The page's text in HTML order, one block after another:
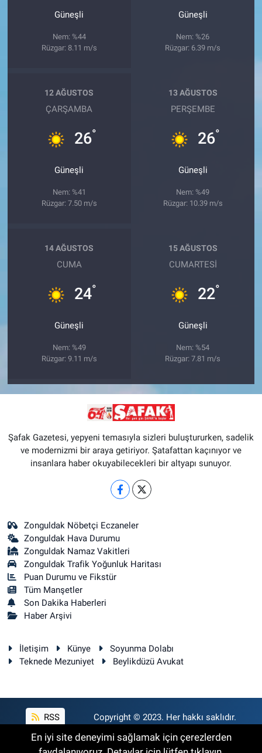
Güneşli
Nem: %44
Rüzgar: 8.11 m/s
Güneşli
Nem: %26
Rüzgar: 6.39 m/s
12 AĞUSTOS
ÇARŞAMBA
26°
Güneşli
Nem: %41
Rüzgar: 7.50 m/s
13 AĞUSTOS
PERŞEMBE
26°
Güneşli
Nem: %49
Rüzgar: 10.39 m/s
14 AĞUSTOS
CUMA
24°
Güneşli
Nem: %49
Rüzgar: 9.11 m/s
15 AĞUSTOS
CUMARTESI
22°
Güneşli
Nem: %54
Rüzgar: 7.81 m/s
Şafak Gazetesi, yepyeni temasıyla sizleri buluştururken, sadelik
ve modernizmi bir araya getiriyor. Şatafattan kaçınıyor ve
insanlara haber okuyabilecekleri bir altyapı sunuyor.
Zonguldak Nöbetçi Eczaneler
Zonguldak Hava Durumu
Zonguldak Namaz Vakitleri
Zonguldak Trafik Yoğunluk Haritası
Puan Durumu ve Fikstür
Tüm Manşetler
Son Dakika Haberleri
Haber Arşivi
İletişim Künye
Soyunma Dolabı
Teknede Mezuniyet
Beylikdüzü Avukat
RSS Copyright © 2023. Her hakkı saklıdır.
En iyi site deneyimi sağlamak için çerezlerden